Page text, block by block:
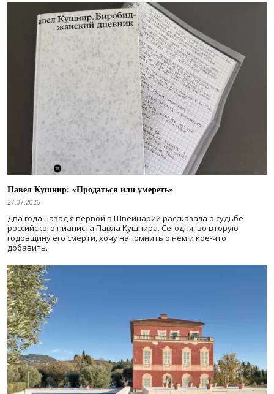
Павел Кушнир: «Продаться или умереть»
27.07.2026
Два года назад я первой в Швейцарии рассказала о судьбе
российского пианиста Павла Кушнира. Сегодня, во вторую
годовщину его смерти, хочу напомнить о нем и кое-что
добавить.